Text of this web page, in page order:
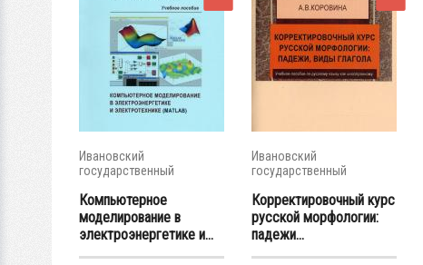
Ивановский
государственный
Компьютерное
моделирование в
электроэнергетике и...
Ивановский
государственный
Корректировочный курс
русской морфологии:
падежи...